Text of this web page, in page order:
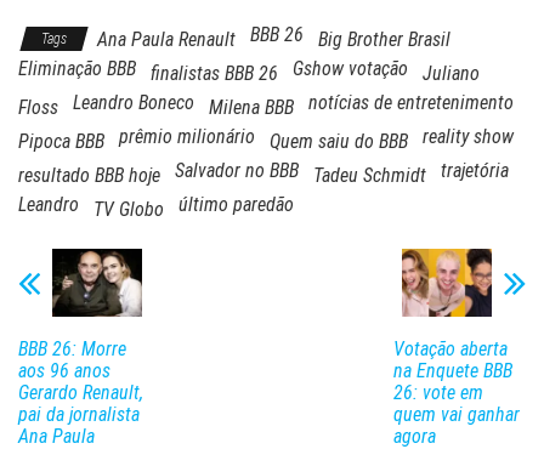
Tags Ana Paula Renault BBB 26
Big Brother Brasil
Eliminação BBB
finalistas BBB 26 Gshow votação
Juliano
Floss
Leandro Boneco Milena BBB
notícias de entretenimento
Pipoca BBB
prêmio milionário Quem saiu do BBB
reality show
resultado BBB hoje
Salvador no BBB Tadeu Schmidt
trajetória
Leandro
TV Globo último paredão
BBB 26: Morre
aos 96 anos
Gerardo Renault,
pai da jornalista
Ana Paula
Votação aberta
na Enquete BBB
26: vote em
quem vai ganhar
agora